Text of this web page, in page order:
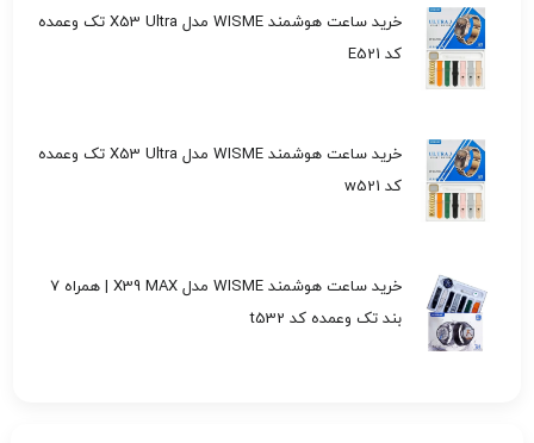
خرید ساعت هوشمند WISME مدل X53 Ultra تک وعمده
کد E521
خرید ساعت هوشمند WISME مدل X53 Ultra تک وعمده
کد w521
خرید ساعت هوشمند WISME مدل X39 MAX | همراه 7
بند تک وعمده کد t532